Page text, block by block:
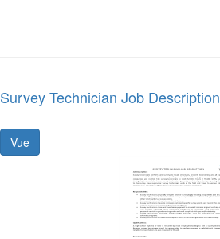
Survey Technician Job Description
Vue